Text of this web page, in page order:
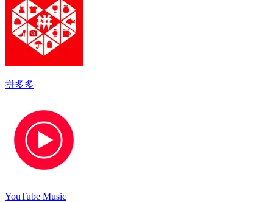
拼多多
YouTube Music